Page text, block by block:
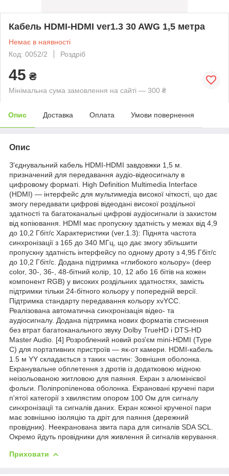
Кабель HDMI-HDMI ver1.3 30 AWG 1,5 метра
Немає в наявності
Код: 0052/2
Роздріб
45 ₴
Мінімальна сума замовлення на сайті — 300 ₴
Опис Доставка Оплата Умови повернення
Опис
З'єднувальний кабель HDMI-HDMI завдовжки 1,5 м.
призначений для передавання аудіо-відеосигналу в
цифровому форматі. High Definition Multimedia Interface
(HDMI) — інтерфейс для мультимедіа високої чіткості, що дає
змогу передавати цифрові відеодані високої роздільної
здатності та багатоканальні цифрові аудіосигнали із захистом
від копіювання. HDMI має пропускну здатність у межах від 4,9
до 10,2 Гбіт/с Характеристики (ver.1.3): Піднята частота
синхронізації з 165 до 340 МГц, що дає змогу збільшити
пропускну здатність інтерфейсу по одному дроту з 4,95 Гбіт/с
до 10,2 Гбіт/с. Додана підтримка «глибокого кольору» (deep
color, 30-, 36-, 48-бітний колір, 10, 12 або 16 бітів на кожен
компонент RGB) у високих роздільних здатностях, замість
підтримки тільки 24-бітного кольору у попередній версії.
Підтримка стандарту передавання кольору xvYCC.
Реалізована автоматична синхронізація відео- та
аудіосигналу. Додана підтримка нових форматів стиснення
без втрат багатоканального звуку Dolby TrueHD і DTS-HD
Master Audio. [4] Розроблений новий роз'єм mini-HDMI (Type
C) для портативних пристроїв — як-от камери. HDMI-кабель
1.5 м YY складається з таких частин: Зовнішня оболонка.
Екранувальне обплетення з дротів із додатковою мідною
неізольованою житловою для паяння. Екран з алюмінієвої
фольги. Поліпропіленова оболонка. Екрановані кручені пари
п'ятої категорії з хвилястим опором 100 Ом для сигналу
синхронізації та сигналів даних. Екран кожної крученої пари
має зовнішню ізоляцію та дріт для паяння (дережний
провідник). Неекранована звита пара для сигналів SDA SCL.
Окремо йдуть провідники для живлення й сигналів керування.
Приховати